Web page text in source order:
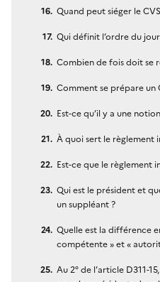
Quand peut siéger le
Qui définit l’ordre du
Combien de fois doit se
Comment se prépare un
Est-ce qu’il y a une
À quoi sert le règlement
Est-ce que le règlement
Qui est le président et
un suppléant ?
Quelle est la différence
compétente » et «
Au 2° de l’article D311-